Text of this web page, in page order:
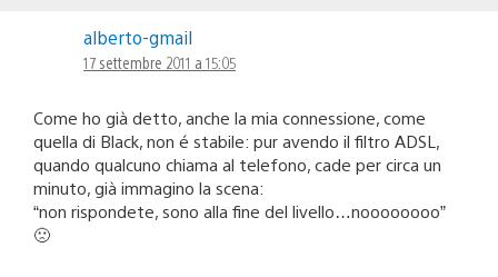
alberto-gmail
17 settembre 2011 a 15:05
Come ho già detto, anche la mia connessione, come
quella di Black, non é stabile: pur avendo il filtro ADSL,
quando qualcuno chiama al telefono, cade per circa un
minuto, già immagino la scena:
“non rispondete, sono alla fine del livello…noooooooo”
🙁